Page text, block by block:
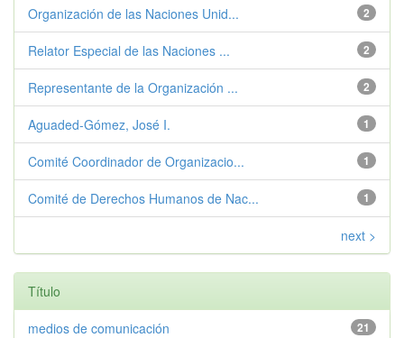
2
Organización de las Naciones Unid...
2
Relator Especial de las Naciones ...
2
Representante de la Organización ...
1
Aguaded-Gómez, José I.
1
Comité Coordinador de Organizacio...
1
Comité de Derechos Humanos de Nac...
next >
Título
21
medios de comunicación